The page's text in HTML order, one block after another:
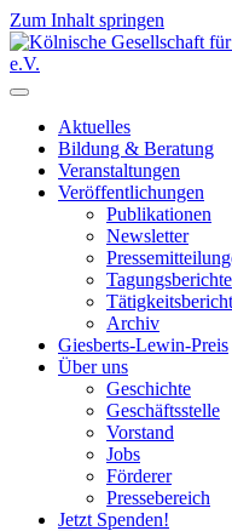
Zum Inhalt springen
Hauptnavigation
Aktuelles
Bildung & Beratung
Veranstaltungen
Veröffentlichungen
Publikationen
Newsletter
Tagungsberichte
Archiv
Giesberts-Lewin-Preis
Über uns
Geschichte
Geschäftsstelle
Vorstand
Jobs
Förderer
Pressebereich
Jetzt Spenden!